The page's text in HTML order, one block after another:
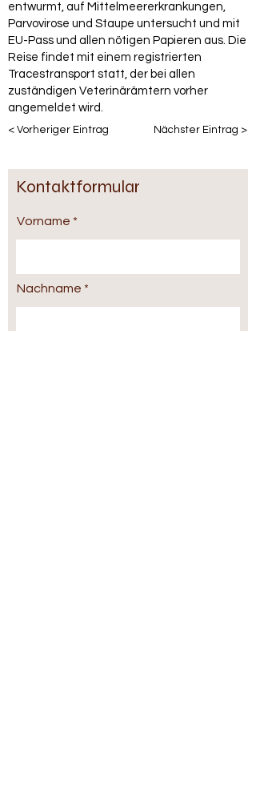
entwurmt, auf Mittelmeererkrankungen,
Parvovirose und Staupe untersucht und mit
EU-Pass und allen nötigen Papieren aus. Die
Reise findet mit einem registrierten
Tracestransport statt, der bei allen
zuständigen Veterinärämtern vorher
angemeldet wird.
< Vorheriger Eintrag Nächster Eintrag >
Kontaktformular
Vorname
Nachname